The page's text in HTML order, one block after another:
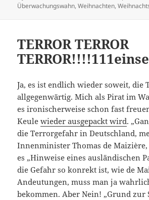
Überwachungswahn,Weihnachten,
TERROR TERROR
Ja, es ist endlich wieder soweit, die
allgegenwärtig. Mich als Pirat im
es ironischerweise schon fast
Keulewieder ausgepackt wird.
die Terrorgefahr in Deutschland,
Innenminister Thomas de
es „Hinweise eines ausländischen
die Gefahr so konrekt ist, wie de
Andeutungen, muss man ja
bekommen. Aber Nein! „Grund zur